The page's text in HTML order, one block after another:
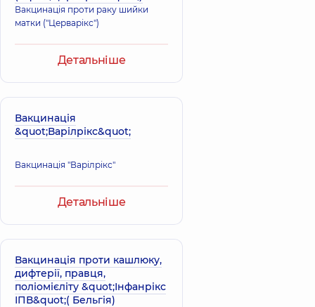
Вакцинація проти раку шийки
матки ("Церварікс")
Детальніше
Вакцинація
&quot;Варілрікс&quot;
Вакцинація "Варілрікс"
Детальніше
Вакцинація проти кашлюку,
дифтерії, правця,
поліомієліту &quot;Інфанрікс
ІПВ&quot;( Бельгія)